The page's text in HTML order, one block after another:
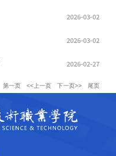
2026-03-02
2026-03-02
2026-02-27
第一页 <<上一页 下一页>> 尾页